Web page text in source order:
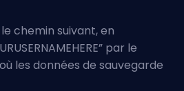
chemin suivant, en
par le
les données de sauvegarde